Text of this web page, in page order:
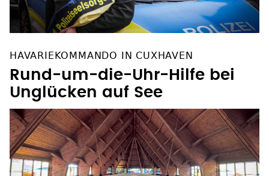
HAVARIEKOMMANDO IN CUXHAVEN
Rund-um-die-Uhr-Hilfe bei
Unglücken auf See